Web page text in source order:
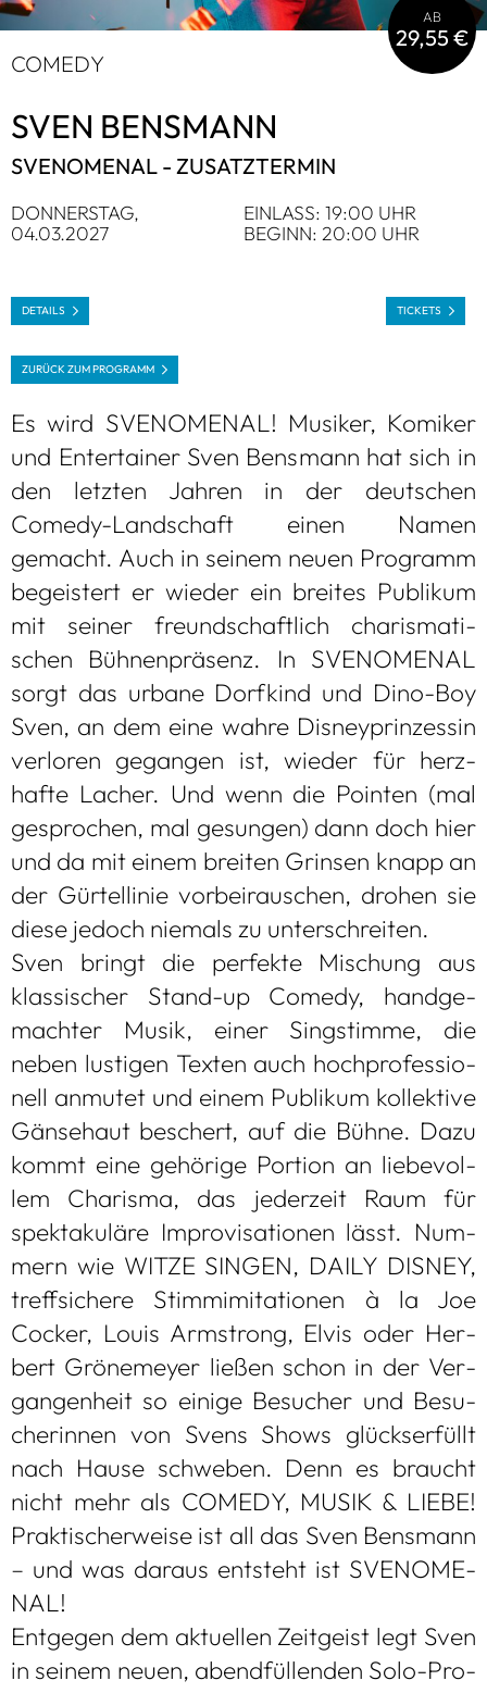
COMEDY
SVEN BENS­MANN
SVENO­ME­NAL - ZUSATZ­TER­MIN
DON­NERS­TAG,
04.03.2027
EIN­LASS: 19:00 UHR
BEGINN: 20:00 UHR
AB
29,55 €
DETAILS
ZURÜCK ZUM PRO­GRAMM
TICKETS
Es wird SVENO­ME­NAL! Musi­ker, Komi­ker
und Enter­tai­ner Sven Bens­mann hat sich in
den letz­ten Jah­ren in der deut­schen
Comedy-Land­schaft einen Namen
gemacht. Auch in sei­nem neuen Pro­gramm
begeis­tert er wie­der ein brei­tes Publi­kum
mit sei­ner freund­schaft­lich cha­ris­ma­ti­
schen Büh­nen­prä­senz. In SVENO­ME­NAL
sorgt das urbane Dorf­kind und Dino-Boy
Sven, an dem eine wahre Dis­ney­prin­zes­sin
ver­lo­ren gegan­gen ist, wie­der für herz­
hafte Lacher. Und wenn die Poin­ten (mal
gespro­chen, mal gesun­gen) dann doch hier
und da mit einem brei­ten Grin­sen knapp an
der Gür­tel­li­nie vor­bei­rau­schen, dro­hen sie
diese jedoch nie­mals zu unter­schrei­ten.
Sven bringt die per­fekte Mischung aus
klas­si­scher Stand-up Comedy, hand­ge­
mach­ter Musik, einer Sing­stimme, die
neben lus­ti­gen Tex­ten auch hoch­pro­fes­sio­
nell anmu­tet und einem Publi­kum kol­lek­tive
Gän­se­haut beschert, auf die Bühne. Dazu
kommt eine gehö­rige Por­tion an lie­be­vol­
lem Cha­risma, das jeder­zeit Raum für
spek­ta­ku­läre Impro­vi­sa­tio­nen lässt. Num­
mern wie WITZE SIN­GEN, DAILY DIS­NEY,
treff­si­chere Stim­m­imi­ta­tio­nen à la Joe
Cocker, Louis Arm­strong, Elvis oder Her­
bert Grö­ne­meyer lie­ßen schon in der Ver­
gan­gen­heit so einige Besu­cher und Besu­
che­rin­nen von Svens Shows glücks­er­füllt
nach Hause schwe­ben. Denn es braucht
nicht mehr als COMEDY, MUSIK & LIEBE!
Prak­ti­scher­weise ist all das Sven Bens­mann
– und was dar­aus ent­steht ist SVENO­ME­
NAL!
Ent­ge­gen dem aktu­el­len Zeit­geist legt Sven
in sei­nem neuen, abend­fül­len­den Solo-Pro­